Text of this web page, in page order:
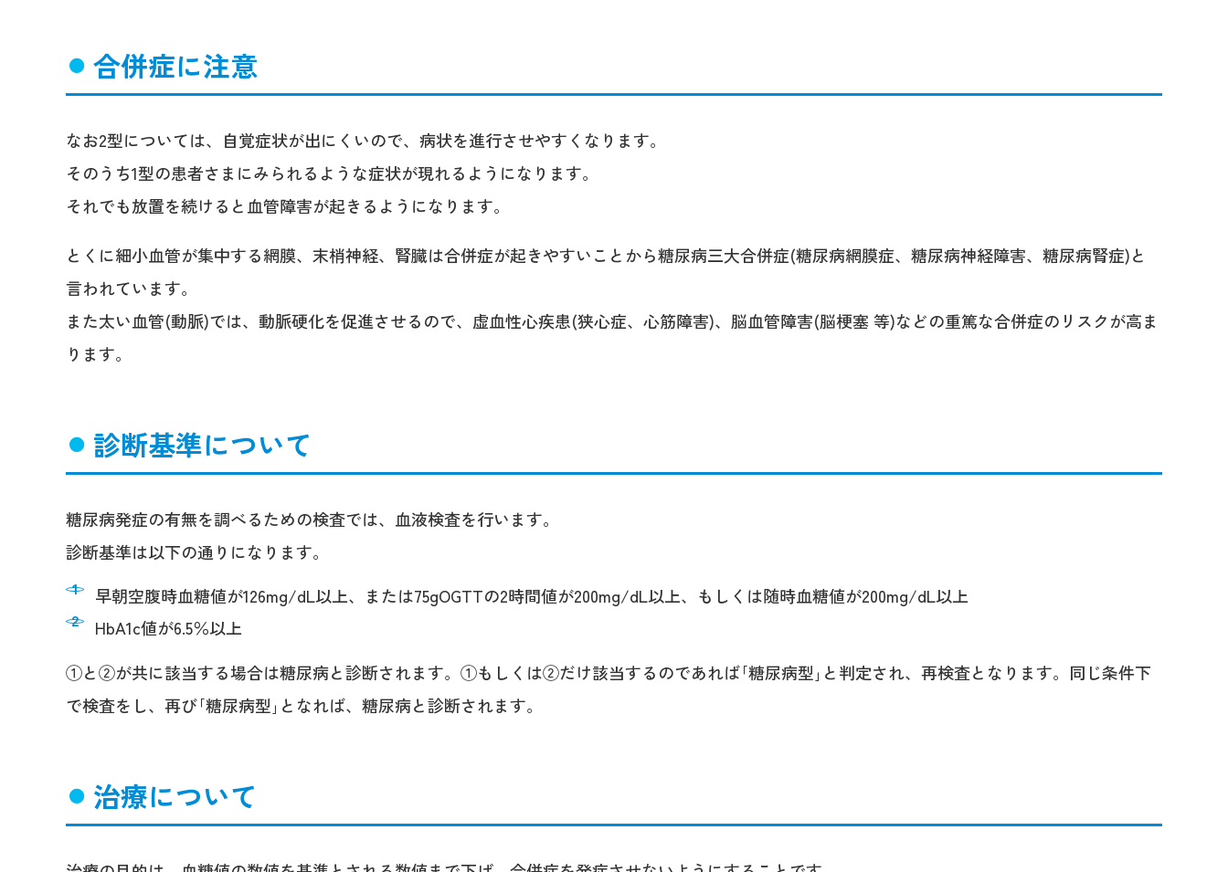
合併症に注意
なお2型については、自覚症状が出にくいので、病状を進行させやすくなります。
そのうち1型の患者さまにみられるような症状が現れるようになります。
それでも放置を続けると血管障害が起きるようになります。
とくに細小血管が集中する網膜、末梢神経、腎臓は合併症が起きやすいことから糖尿病三大合併症(糖尿病網膜症、糖尿病神経障害、糖尿病腎症)と
言われています。
また太い血管(動脈)では、動脈硬化を促進させるので、虚血性心疾患(狭心症、心筋障害)、脳血管障害(脳梗塞 等)などの重篤な合併症のリスクが高ま
ります。
診断基準について
糖尿病発症の有無を調べるための検査では、血液検査を行います。
診断基準は以下の通りになります。
早朝空腹時血糖値が126mg/dL以上、または75gOGTTの2時間値が200mg/dL以上、もしくは随時血糖値が200mg/dL以上
HbA1c値が6.5％以上
①と②が共に該当する場合は糖尿病と診断されます。①もしくは②だけ該当するのであれば｢糖尿病型｣と判定され、再検査となります。同じ条件下
で検査をし、再び｢糖尿病型｣となれば、糖尿病と診断されます。
治療について